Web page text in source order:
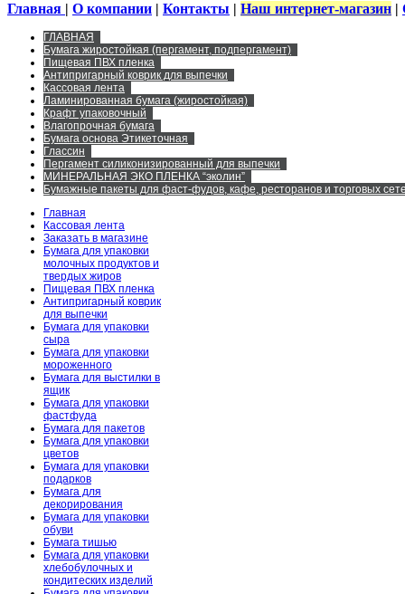
Главная | О компании | Контакты | Наш интернет-магазин |
ГЛАВНАЯ
Бумага жиростойкая (пергамент, подпергамент)
Пищевая ПВХ пленка
Антипригарный коврик для выпечки
Кассовая лента
Ламинированная бумага (жиростойкая)
Крафт упаковочный
Влагопрочная бумага
Бумага основа Этикеточная
Глассин
Пергамент силиконизированный для выпечки
МИНЕРАЛЬНАЯ ЭКО ПЛЕНКА “эколин”
Бумажные пакеты для фаст-фудов, кафе, ресторанов и торговых
Главная
Кассовая лента
Заказать в магазине
Бумага для упаковки
молочных продуктов и
твердых жиров
Пищевая ПВХ пленка
Антипригарный коврик
для выпечки
Бумага для упаковки
сыра
Бумага для упаковки
мороженного
Бумага для выстилки в
ящик
Бумага для упаковки
фастфуда
Бумага для пакетов
Бумага для упаковки
цветов
Бумага для упаковки
подарков
Бумага для
декорирования
Бумага для упаковки
обуви
Бумага тишью
Бумага для упаковки
хлебобулочных и
кондитеских изделий